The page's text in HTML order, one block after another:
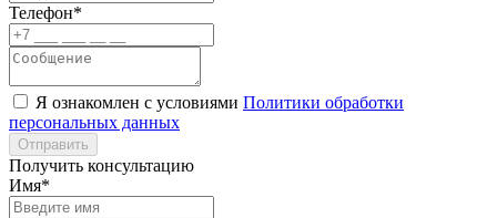
Телефон*
Я ознакомлен с условиями Политики обработки
персональных данных
Отправить
Получить консультацию
Имя*